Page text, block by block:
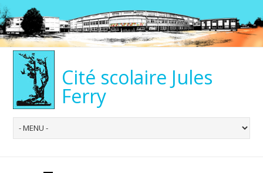
Cité scolaire Jules
Ferry